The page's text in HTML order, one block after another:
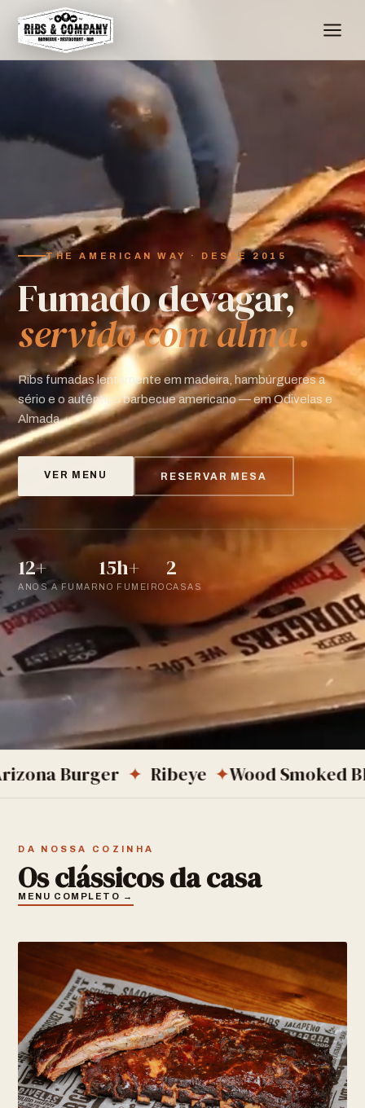
THE AMERICAN WAY · DESDE 2015
Fumado devagar,
servido com alma.
Ribs fumadas lentamente em madeira, hambúrgueres a
sério e o autêntico barbecue americano — em Odivelas e
Almada.
VER MENU RESERVAR MESA
12+
ANOS A FUMAR
15h+
NO FUMEIRO
2
CASAS
✦Ribeye✦Wood Smoked BBQ✦
DA NOSSA COZINHA
Os clássicos da casa
MENU COMPLETO →